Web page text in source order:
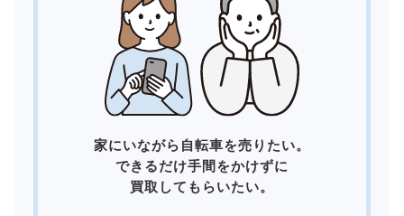
家にいながら自転車を売りたい。
できるだけ手間をかけずに
買取してもらいたい。